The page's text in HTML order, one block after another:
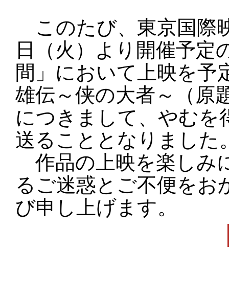
このたび、東京国際
日（火）より開催予
間」において上映を予
雄伝～侠の大者～（原
につきまして、やむを
送ることとなりました
作品の上映を楽しみ
るご迷惑とご不便をお
び申し上げます。